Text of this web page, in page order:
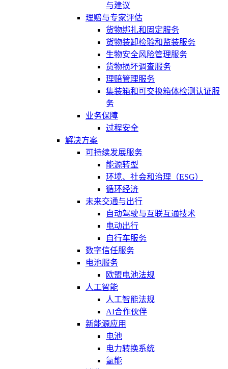
与建议
理赔与专家评估
货物绑扎和固定服务
货物装卸检验和监装服务
生物安全风险管理服务
货物损坏调查服务
理赔管理服务
集装箱和可交换箱体检测认证服
务
业务保障
过程安全
解决方案
可持续发展服务
能源转型
环境、社会和治理（ESG）
循环经济
未来交通与出行
自动驾驶与互联互通技术
电动出行
自行车服务
数字信任服务
电池服务
欧盟电池法规
人工智能
人工智能法规
AI合作伙伴
新能源应用
电池
电力转换系统
氢能